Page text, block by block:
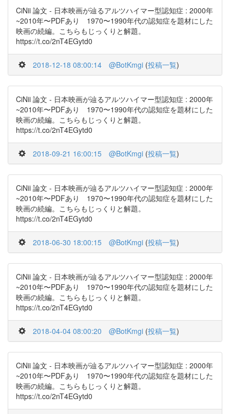
CiNii 論文 - 日本映画が辿るアルツハイマー型認知症 : 2000年
~2010年〜PDFあり 1970〜1990年代の認知症を題材にした
映画の続編。こちらもじっくりと解題。
https://t.co/2nT4EGytd0
2018-12-18 08:00:14 @BotKmgi (投稿一覧)
CiNii 論文 - 日本映画が辿るアルツハイマー型認知症 : 2000年
~2010年〜PDFあり 1970〜1990年代の認知症を題材にした
映画の続編。こちらもじっくりと解題。
https://t.co/2nT4EGytd0
2018-09-21 16:00:15 @BotKmgi (投稿一覧)
CiNii 論文 - 日本映画が辿るアルツハイマー型認知症 : 2000年
~2010年〜PDFあり 1970〜1990年代の認知症を題材にした
映画の続編。こちらもじっくりと解題。
https://t.co/2nT4EGytd0
2018-06-30 18:00:15 @BotKmgi (投稿一覧)
CiNii 論文 - 日本映画が辿るアルツハイマー型認知症 : 2000年
~2010年〜PDFあり 1970〜1990年代の認知症を題材にした
映画の続編。こちらもじっくりと解題。
https://t.co/2nT4EGytd0
2018-04-04 08:00:20 @BotKmgi (投稿一覧)
CiNii 論文 - 日本映画が辿るアルツハイマー型認知症 : 2000年
~2010年〜PDFあり 1970〜1990年代の認知症を題材にした
映画の続編。こちらもじっくりと解題。
https://t.co/2nT4EGytd0